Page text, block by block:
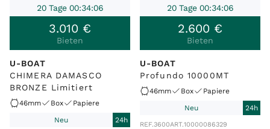
20 Tage 00:34:06
3.010 €
Bieten
U-BOAT
CHIMERA DAMASCO
BRONZE Limitiert
46mm Box
Papiere
Neu
24h
20 Tage 00:34:06
2.600 €
Bieten
U-BOAT
Profundo 10000MT
46mm Box
Papiere
Neu
24h
REF.3600ART.10000086329